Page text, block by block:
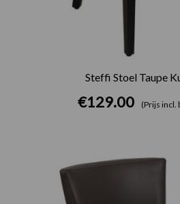
Steffi Stoel Taupe
€129.00 (Prijs incl.